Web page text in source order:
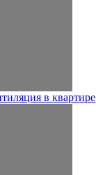
в квартире